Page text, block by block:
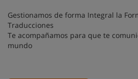
Gestionamos de forma Integral la
Traducciones
Te acompañamos para que te
mundo